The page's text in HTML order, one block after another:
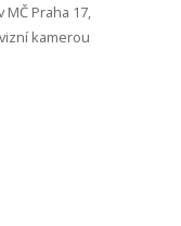
Praha 17,
kamerou